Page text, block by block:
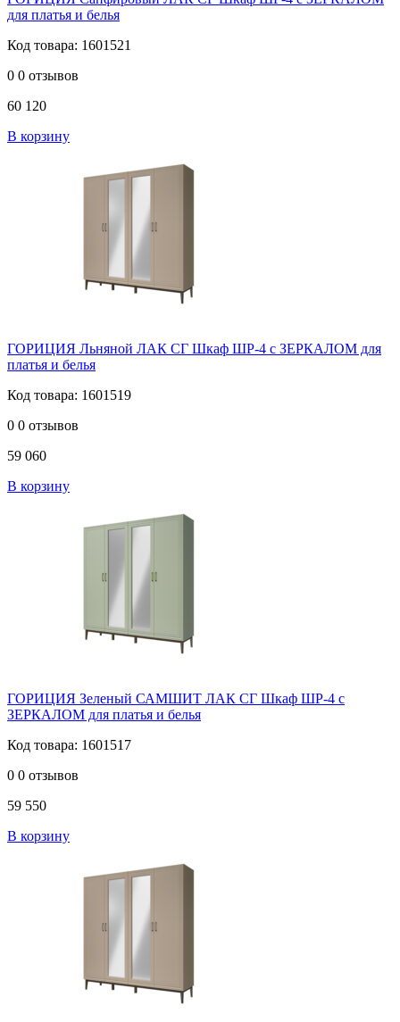
для платья и белья
Код товара: 1601521
0 0 отзывов
60 120
В корзину
ГОРИЦИЯ Льняной ЛАК СГ Шкаф ШР-4 с ЗЕРКАЛОМ для
платья и белья
Код товара: 1601519
0 0 отзывов
59 060
В корзину
ГОРИЦИЯ Зеленый САМШИТ ЛАК СГ Шкаф ШР-4 с
ЗЕРКАЛОМ для платья и белья
Код товара: 1601517
0 0 отзывов
59 550
В корзину